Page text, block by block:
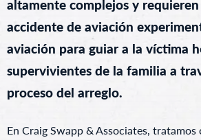
altamente complejos y
accidente de aviación
aviación para guiar a la víctima
supervivientes de la familia a
proceso del arreglo.
En Craig Swapp & Associates, tratamos